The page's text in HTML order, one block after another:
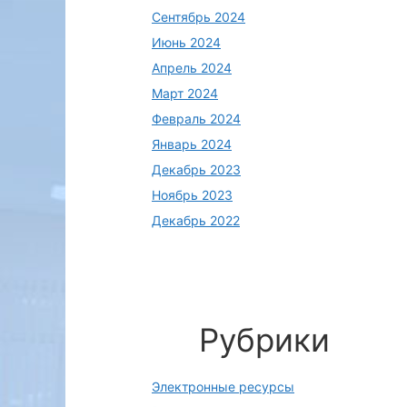
Сентябрь 2024
Июнь 2024
Апрель 2024
Март 2024
Февраль 2024
Январь 2024
Декабрь 2023
Ноябрь 2023
Декабрь 2022
Рубрики
Электронные ресурсы